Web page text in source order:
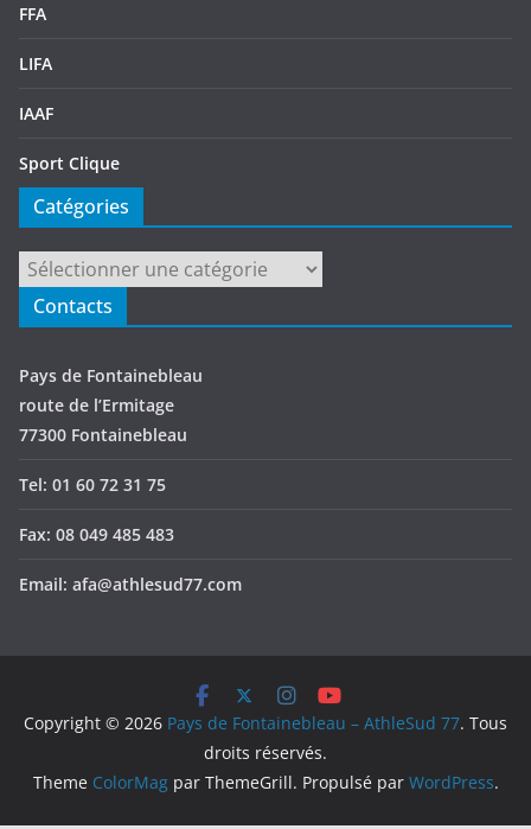
FFA
LIFA
IAAF
Sport Clique
Catégories
Catégories
Contacts
Pays de Fontainebleau
route de l’Ermitage
77300 Fontainebleau
Tel: 01 60 72 31 75
Fax: 08 049 485 483
Email: afa@athlesud77.com
Copyright © 2026 Pays de Fontainebleau – AthleSud 77. Tous
droits réservés.
Theme ColorMagpar ThemeGrill. Propulsé par WordPress.